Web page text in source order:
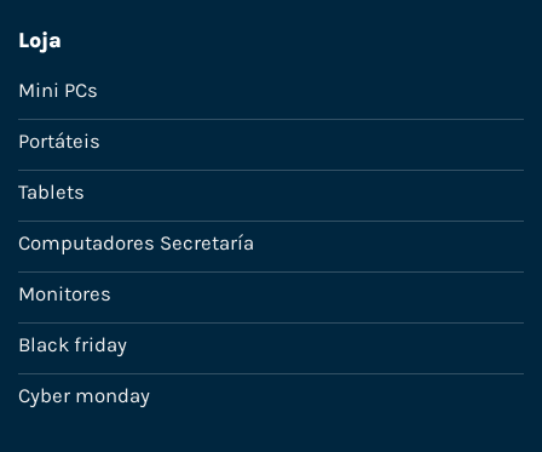
Loja
Mini PCs
Portáteis
Tablets
Computadores Secretaría
Monitores
Black friday
Cyber monday